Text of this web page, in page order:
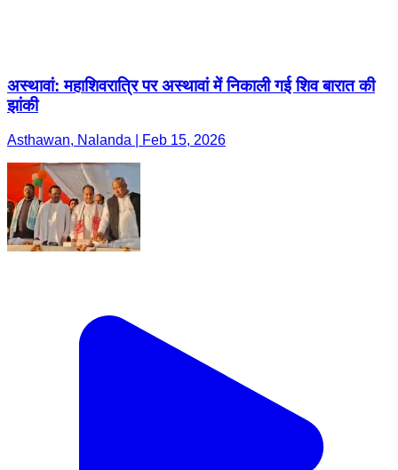
अस्थावां: महाशिवरात्रि पर अस्थावां में निकाली गई शिव बारात की
झांकी
Asthawan, Nalanda | Feb 15, 2026